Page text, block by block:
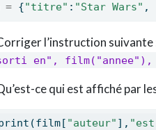
= {"titre" : "Star Wars" ,
l’instruction suivante
en",
ce qui est affiché par
(film[ "auteur" ],